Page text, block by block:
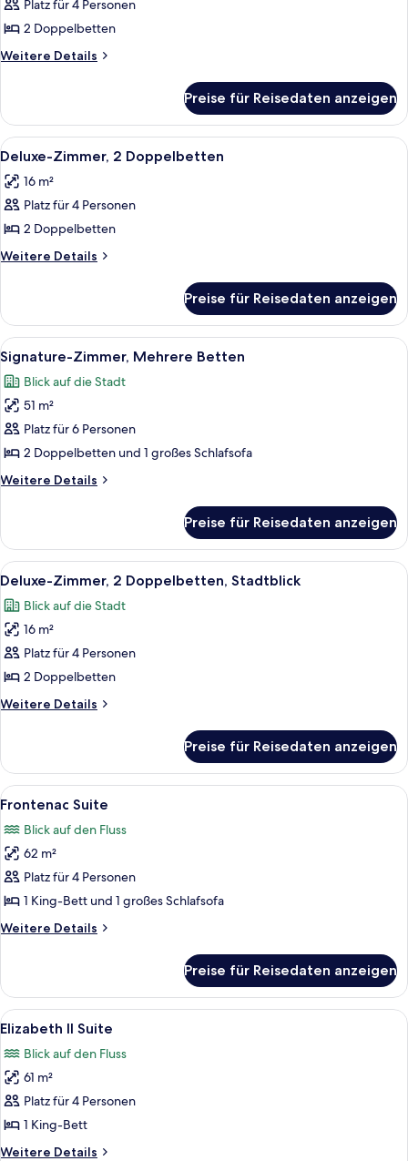
Fairmont,
2 Doppelbetten
anzeigen
Platz für 4 Personen
2 Doppelbetten
Weitere Details
Weitere
2 Doppelbetten
Preise für Reisedaten anzeigen
Alle
Fotos
für
Deluxe-
Zimmer,
2 Doppelbetten
Ein Hotelzimmer mit einem großen
7
Deluxe-Zimmer, 2 Doppelbetten
16 m²
Platz für 4 Personen
2 Doppelbetten
Weitere Details
Weitere
Zimmer,
2 Doppelbetten
Preise für Reisedaten anzeigen
Alle
Fotos
für
Signature-
Zimmer,
Mehrere
Betten
anzeigen
Signature-Zimmer, Mehrere Betten
8
Signature-Zimmer, Mehrere Betten
Blick auf die Stadt
51 m²
Platz für 6 Personen
2 Doppelbetten und 1 großes Schlafsofa
Weitere Details
Weitere
Zimmer,
Mehrere
Betten
Preise für Reisedaten anzeigen
Alle
Fotos
für
Deluxe-
Zimmer,
2 Doppelbetten,
Stadtblick
anzeigen
Ein Hotelzimmer mit einem großen
7
Deluxe-Zimmer, 2 Doppelbetten, Stadtblick
Blick auf die Stadt
16 m²
Platz für 4 Personen
2 Doppelbetten
Weitere Details
Weitere
Zimmer,
2 Doppelbetten,
Stadtblick
Preise für Reisedaten anzeigen
Alle
Fotos
für
Frontenac
Suite
anzeigen
Ein geräumiges Wohnzimmer mit
6
Frontenac Suite
Blick auf den Fluss
62 m²
Platz für 4 Personen
1 King-Bett und 1 großes Schlafsofa
Weitere Details
Weitere
Suite
Preise für Reisedaten anzeigen
Alle
Fotos
für
Elizabeth
II
Suite
anzeigen
Ein geräumiges Wohnzimmer mit
7
Elizabeth II Suite
Blick auf den Fluss
61 m²
Platz für 4 Personen
1 King-Bett
Weitere Details
Weitere